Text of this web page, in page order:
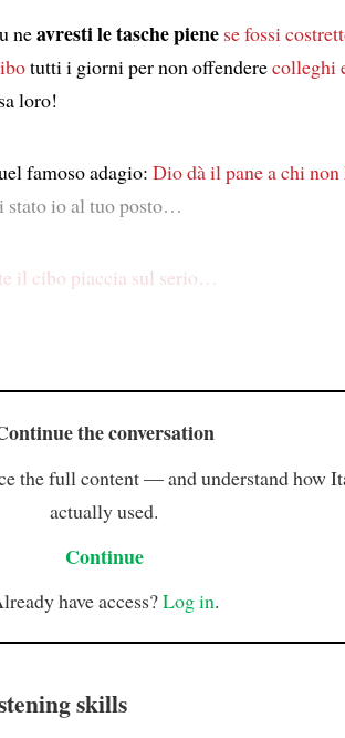
neavresti le tasche piene se fossi
tutti i giorni per non offenderecolleghi
loro!
famoso adagio: Dio dà il pane a chi non
stato io al tuo posto…
il cibo piaccia sul serio…
the conversation
the full content — and understand how
actually used.
Continue
have access?Log in.
skills